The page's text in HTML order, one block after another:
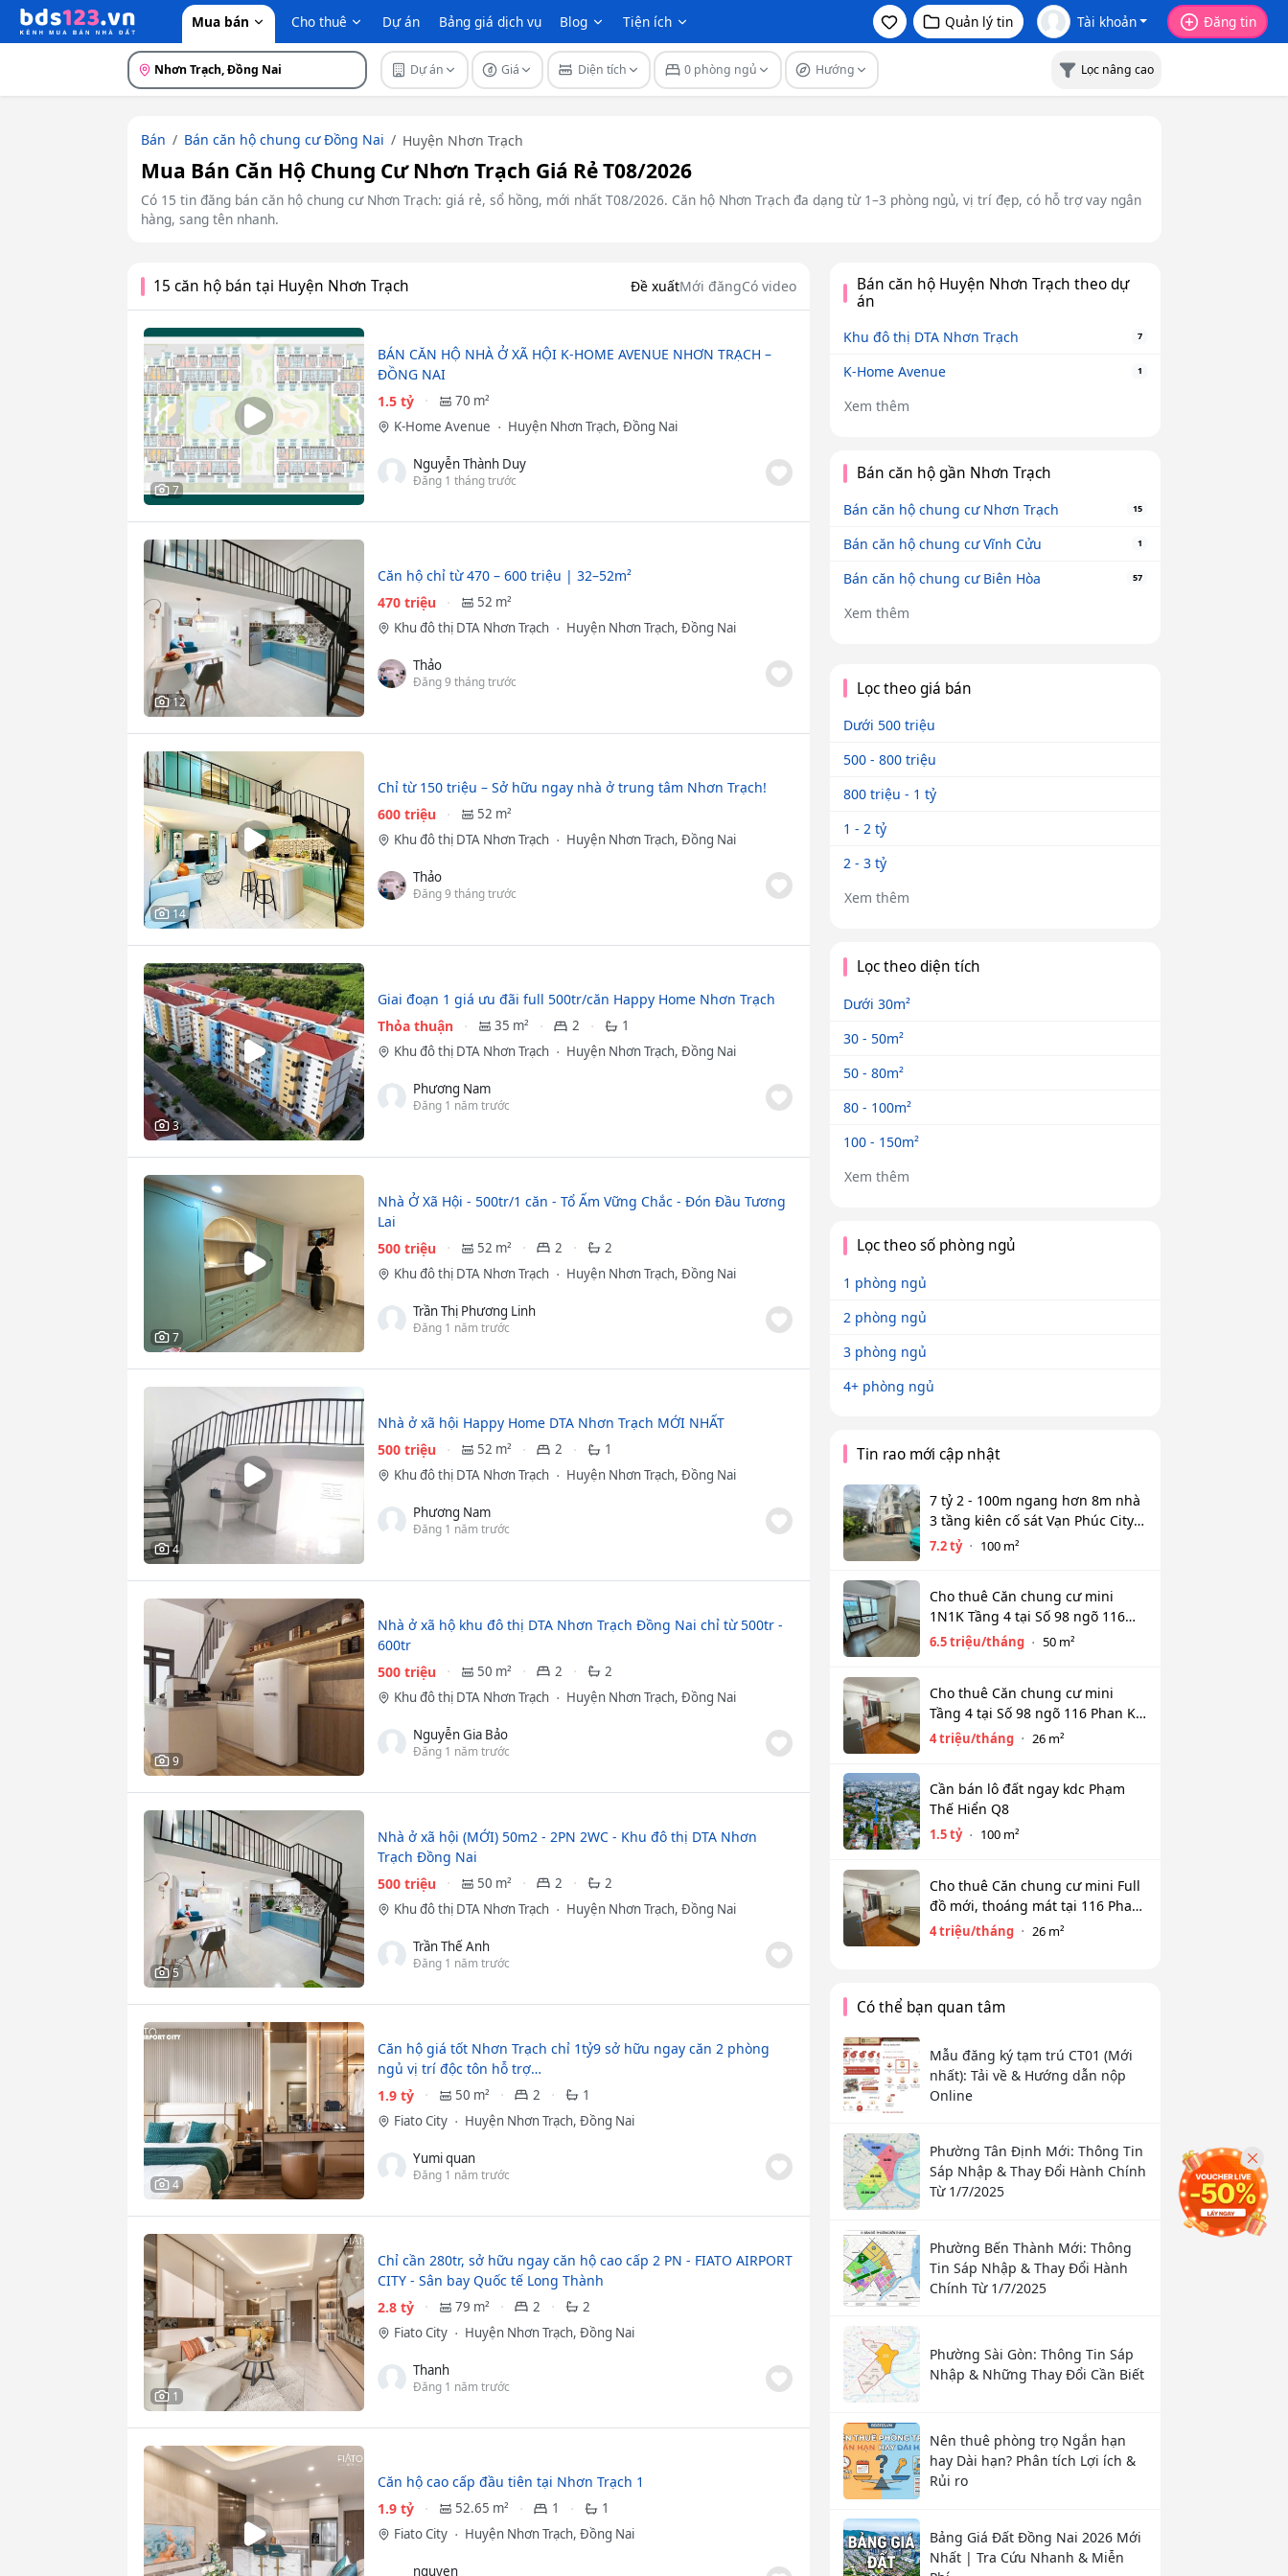
Mua bán Cho thuê Dự án Bảng giá dịch vụ Blog Tiện ích Quản lý tin Tài khoản Đăng tin
Nhơn Trạch, Đồng Nai Dự án Giá Diện tích 0 phòng ngủ Hướng Lọc nâng cao
Bán Bán căn hộ chung cư Đồng Nai Huyện Nhơn Trạch
Mua Bán Căn Hộ Chung Cư Nhơn Trạch Giá Rẻ T08/2026
Có 15 tin đăng bán căn hộ chung cư Nhơn Trạch: giá rẻ, sổ hồng, mới nhất T08/2026. Căn hộ Nhơn Trạch đa dạng từ 1–3 phòng ngủ, vị trí đẹp, có hỗ trợ vay ngân
hàng, sang tên nhanh.
15 căn hộ bán tại Huyện Nhơn Trạch Đề xuấtMới đăngCó video
7
BÁN CĂN HỘ NHÀ Ở XÃ HỘI K-HOME AVENUE NHƠN TRẠCH –
ĐỒNG NAI
1.5 tỷ
70 m²
K-Home Avenue
Huyện Nhơn Trạch, Đồng Nai
Nguyễn Thành Duy
Đăng 1 tháng trước
12
Căn hộ chỉ từ 470 – 600 triệu | 32–52m²
470 triệu
52 m²
Khu đô thị DTA Nhơn Trạch
Huyện Nhơn Trạch, Đồng Nai
Thảo
Đăng 9 tháng trước
14
Chỉ từ 150 triệu – Sở hữu ngay nhà ở trung tâm Nhơn Trạch!
600 triệu
52 m²
Khu đô thị DTA Nhơn Trạch
Huyện Nhơn Trạch, Đồng Nai
Thảo
Đăng 9 tháng trước
3
Giai đoạn 1 giá ưu đãi full 500tr/căn Happy Home Nhơn Trạch
Thỏa thuận
35 m² 2
1
Khu đô thị DTA Nhơn Trạch
Huyện Nhơn Trạch, Đồng Nai
Phương Nam
Đăng 1 năm trước
7
Nhà Ở Xã Hội - 500tr/1 căn - Tổ Ấm Vững Chắc - Đón Đầu Tương
Lai
500 triệu
52 m² 2
2
Khu đô thị DTA Nhơn Trạch
Huyện Nhơn Trạch, Đồng Nai
Trần Thị Phương Linh
Đăng 1 năm trước
4
Nhà ở xã hội Happy Home DTA Nhơn Trạch MỚI NHẤT
500 triệu
52 m² 2
1
Khu đô thị DTA Nhơn Trạch
Huyện Nhơn Trạch, Đồng Nai
Phương Nam
Đăng 1 năm trước
9
Nhà ở xã hộ khu đô thị DTA Nhơn Trạch Đồng Nai chỉ từ 500tr -
600tr
500 triệu
50 m² 2
2
Khu đô thị DTA Nhơn Trạch
Huyện Nhơn Trạch, Đồng Nai
Nguyễn Gia Bảo
Đăng 1 năm trước
5
Nhà ở xã hội (MỚI) 50m2 - 2PN 2WC - Khu đô thị DTA Nhơn
Trạch Đồng Nai
500 triệu
50 m² 2
2
Khu đô thị DTA Nhơn Trạch
Huyện Nhơn Trạch, Đồng Nai
Trần Thế Anh
Đăng 1 năm trước
4
Căn hộ giá tốt Nhơn Trạch chỉ 1tỷ9 sở hữu ngay căn 2 phòng
ngủ vị trí độc tôn hỗ trợ…
1.9 tỷ
50 m² 2
1
Fiato City
Huyện Nhơn Trạch, Đồng Nai
Yumi quan
Đăng 1 năm trước
1
Chỉ cần 280tr, sở hữu ngay căn hộ cao cấp 2 PN - FIATO AIRPORT
CITY - Sân bay Quốc tế Long Thành
2.8 tỷ
79 m² 2
2
Fiato City
Huyện Nhơn Trạch, Đồng Nai
Thanh
Đăng 1 năm trước
Căn hộ cao cấp đầu tiên tại Nhơn Trạch 1
1.9 tỷ
52.65 m² 1
1
Fiato City
Huyện Nhơn Trạch, Đồng Nai
nguyen
Bán căn hộ Huyện Nhơn Trạch theo dự
án
Khu đô thị DTA Nhơn Trạch 7
K-Home Avenue 1
Xem thêm
Bán căn hộ gần Nhơn Trạch
Bán căn hộ chung cư Nhơn Trạch 15
Bán căn hộ chung cư Vĩnh Cửu 1
Bán căn hộ chung cư Biên Hòa 57
Xem thêm
Lọc theo giá bán
Dưới 500 triệu
500 - 800 triệu
800 triệu - 1 tỷ
1 - 2 tỷ
2 - 3 tỷ
Xem thêm
Lọc theo diện tích
Dưới 30m²
30 - 50m²
50 - 80m²
80 - 100m²
100 - 150m²
Xem thêm
Lọc theo số phòng ngủ
1 phòng ngủ
2 phòng ngủ
3 phòng ngủ
4+ phòng ngủ
Tin rao mới cập nhật
7 tỷ 2 - 100m ngang hơn 8m nhà
3 tầng kiên cố sát Vạn Phúc City -
HẺM XE HƠI TỚI CỬA
7.2 tỷ 100 m²
Cho thuê Căn chung cư mini
1N1K Tầng 4 tại Số 98 ngõ 116
Phan Kế Bính, Ba Đình. Chỉ 6.5tr
6.5 triệu/tháng 50 m²
Cho thuê Căn chung cư mini
Tầng 4 tại Số 98 ngõ 116 Phan Kế
Bính, Cống Vị, Ba Đình. Chỉ 4tr
4 triệu/tháng 26 m²
Cần bán lô đất ngay kdc Phạm
Thế Hiển Q8
1.5 tỷ 100 m²
Cho thuê Căn chung cư mini Full
đồ mới, thoáng mát tại 116 Phan
Kế Bính, Ba Đình. Chỉ 4 tr
4 triệu/tháng 26 m²
Có thể bạn quan tâm
Mẫu đăng ký tạm trú CT01 (Mới
nhất): Tải về & Hướng dẫn nộp
Online
Phường Tân Định Mới: Thông Tin
Sáp Nhập & Thay Đổi Hành Chính
Từ 1/7/2025
Phường Bến Thành Mới: Thông
Tin Sáp Nhập & Thay Đổi Hành
Chính Từ 1/7/2025
Phường Sài Gòn: Thông Tin Sáp
Nhập & Những Thay Đổi Cần Biết
Nên thuê phòng trọ Ngắn hạn
hay Dài hạn? Phân tích Lợi ích &
Rủi ro
Bảng Giá Đất Đồng Nai 2026 Mới
Nhất | Tra Cứu Nhanh & Miễn